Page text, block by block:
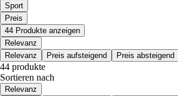
Sport
Preis
44 Produkte anzeigen
Relevanz
Relevanz
Preis aufsteigend Preis absteigend
44 produkte
Sortieren nach
Relevanz